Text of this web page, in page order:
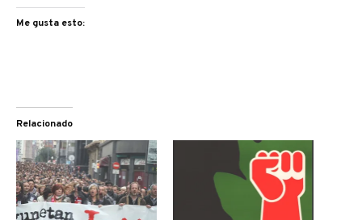
Me gusta esto:
Relacionado